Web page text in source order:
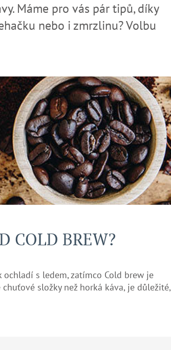
Máme pro vás pár tipů, díky
nebo i zmrzlinu? Volbu
COLD BREW?
s ledem, zatímco Cold brew je
složky než horká káva, je důležité,